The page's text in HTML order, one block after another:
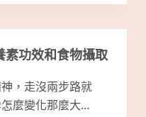
功效和食物攝取
，走沒兩步路就
麼變化那麼大…